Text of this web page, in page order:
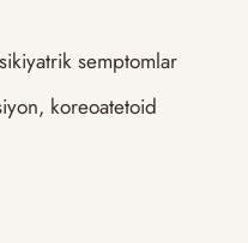
semptomlar
koreoatetoid